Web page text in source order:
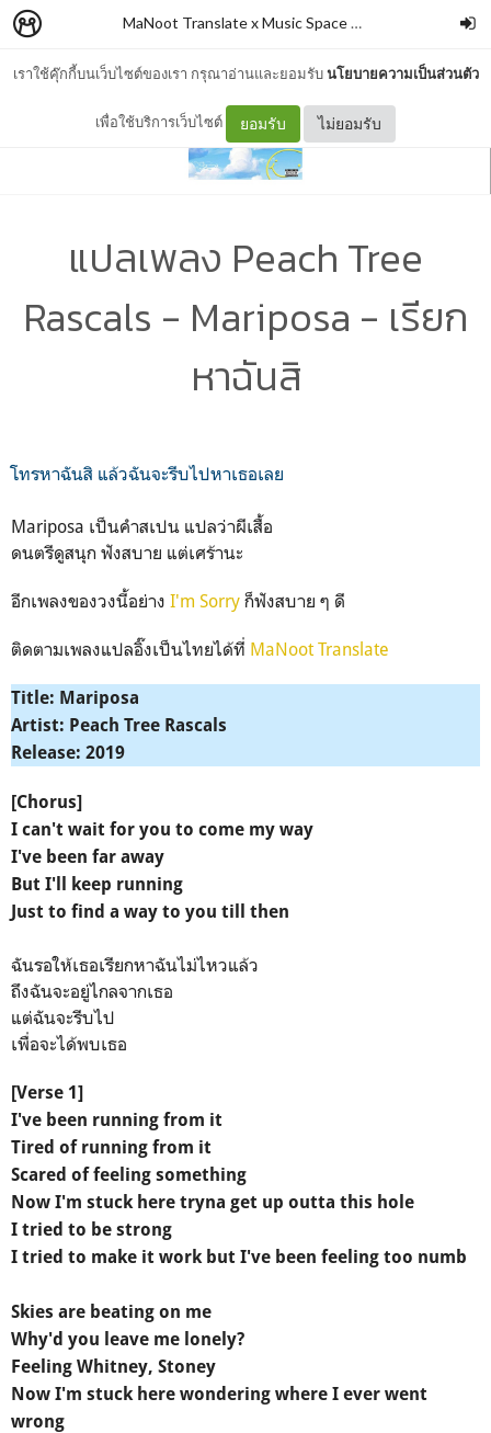
เราใช้คุ๊กกี้บนเว็บไซต์ของเรา กรุณาอ่านและยอมรับนโยบายความเป็นส่วนตัว
เพื่อใช้บริการเว็บไซต์ ยอมรับ ไม่ยอมรับ
MaNoot Translate x Music Space #2 cocococoayeah
แปลเพลง Peach Tree
Rascals - Mariposa - เรียก
หาฉันสิ
โทรหาฉันสิ แล้วฉันจะรีบไปหาเธอเลย
Mariposa เป็นคำสเปน แปลว่าผีเสื้อ
ดนตรีดูสนุก ฟังสบาย แต่เศร้านะ
อีกเพลงของวงนี้อย่าง I'm Sorry ​ ก็ฟังสบาย ๆ ดี
ติดตามเพลงแปลอิ๊งเป็นไทยได้ที่ MaNoot Translate
Title: Mariposa
Artist: Peach Tree Rascals
Release: 2019
[Chorus]
I can't wait for you to come my way
I've been far away
But I'll keep running
Just to find a way to you till then
ฉันรอให้เธอเรียกหาฉันไม่ไหวแล้ว
ถึงฉันจะอยู่ไกลจากเธอ
แต่ฉันจะรีบไป
เพื่อจะได้พบเธอ
[Verse 1]
I've been running from it
Tired of running from it
Scared of feeling something
Now I'm stuck here tryna get up outta this hole
I tried to be strong
I tried to make it work but I've been feeling too numb
Skies are beating on me
Why'd you leave me lonely?
Feeling Whitney, Stoney
Now I'm stuck here wondering where I ever went
wrong